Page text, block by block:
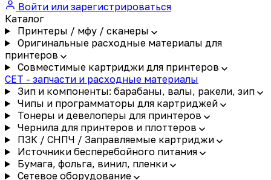
Войти или зарегистрироваться
Каталог
Принтеры / мфу / сканеры
Оригинальные расходные материалы для
принтеров
Совместимые картриджи для принтеров
CET - запчасти и расходные материалы
Зип и компоненты: барабаны, валы, ракели, зип
Чипы и программаторы для картриджей
Тонеры и девелоперы для принтеров
Чернила для принтеров и плоттеров
ПЗК / СНПЧ / Заправляемые картриджи
Источники бесперебойного питания
Бумага, фольга, винил, пленки
Сетевое оборудование